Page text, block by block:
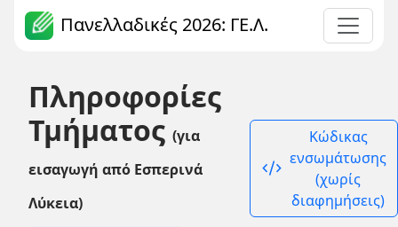
Πανελλαδικές 2026: ΓΕ.Λ.
Πληροφορίες
Τμήματος (για
εισαγωγή από Εσπερινά
Λύκεια)
code_xml
Κώδικας
ενσωμάτωσης
(χωρίς
διαφημήσεις)